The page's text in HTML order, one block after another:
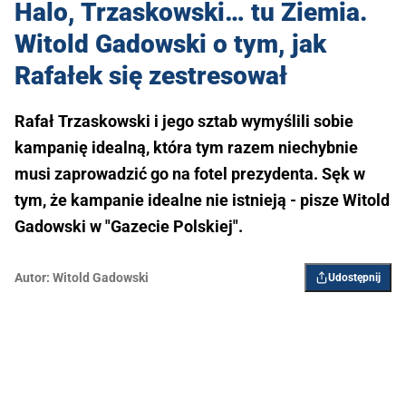
Halo, Trzaskowski… tu Ziemia.
Witold Gadowski o tym, jak
Rafałek się zestresował
Rafał Trzaskowski i jego sztab wymyślili sobie
kampanię idealną, która tym razem niechybnie
musi zaprowadzić go na fotel prezydenta. Sęk w
tym, że kampanie idealne nie istnieją - pisze Witold
Gadowski w "Gazecie Polskiej".
Autor: Witold Gadowski Udostępnij